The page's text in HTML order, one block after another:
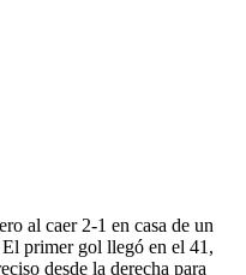
al caer 2-1 en casa de un
primer gol llegó en el 41,
desde la derecha para